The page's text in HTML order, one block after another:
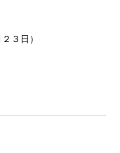
３日）